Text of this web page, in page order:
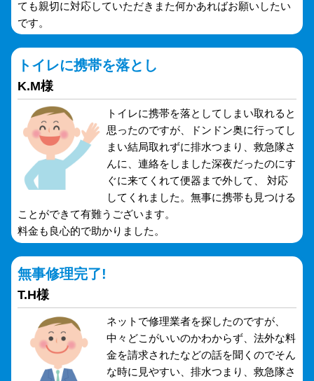
ても親切に対応していただきまた何かあればお願いしたい
です。
トイレに携帯を落とし
K.M様
トイレに携帯を落としてしまい取れると
思ったのですが、ドンドン奥に行ってし
まい結局取れずに排水つまり、救急隊さ
んに、連絡をしました深夜だったのにす
ぐに来てくれて便器まで外して、 対応
してくれました。無事に携帯も見つける
ことができて有難うございます。
料金も良心的で助かりました。
無事修理完了!
T.H様
ネットで修理業者を探したのですが、
中々どこがいいのかわからず、法外な料
金を請求されたなどの話を聞くのでそん
な時に見やすい、排水つまり、救急隊さ